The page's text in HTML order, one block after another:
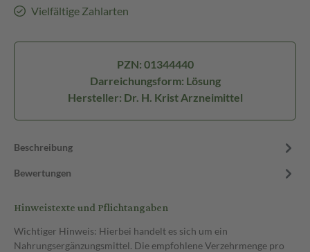
Vielfältige Zahlarten
PZN: 01344440
Darreichungsform: Lösung
Hersteller: Dr. H. Krist Arzneimittel
Beschreibung
Bewertungen
Hinweistexte und Pflichtangaben
Wichtiger Hinweis: Hierbei handelt es sich um ein
Nahrungsergänzungsmittel. Die empfohlene Verzehrmenge pro